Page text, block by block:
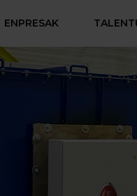
ENPRESAK